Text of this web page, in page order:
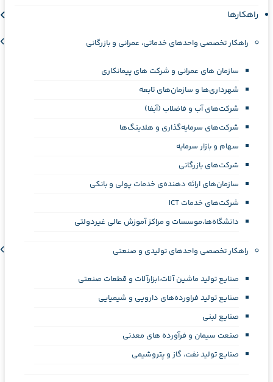
راهکارها
راهکار تخصصی واحدهای خدماتی، عمرانی و بازرگانی
سازمان های عمرانی و شرکت های پیمانکاری
شهرداری‌ها و سازمان‌های تابعه
شرکت‌های آب و فاضلاب (آبفا)
شرکت‌های سرمایه‌گذاری و هلدینگ‌ها
سهام و بازار سرمایه
شرکت‌های بازرگانی
سازمان‌های ارائه دهنده‌ی خدمات پولی و بانکی
شرکت‌های خدمات ICT
دانشگاه‌ها،موسسات و مراکز آموزش عالی غیردولتی
راهکار تخصصی واحدهای تولیدی و صنعتی
صنایع توليد ماشين آلات،ابزارآلات و قطعات صنعتی
صنایع تولید فراورده‌های دارویی و شیمیایی
صنایع لبنی
صنعت سیمان و فرآورده های معدنی
صنایع تولید نفت، گاز و پتروشيمی